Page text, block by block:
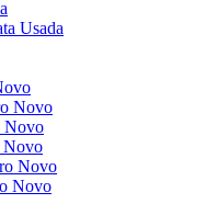
Usada
Novo
Novo
Novo
Novo
Novo